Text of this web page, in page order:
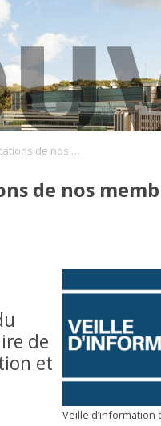
Dernières publications de nos membres du groupe GirCoPro
de nos
Veille d’information
de
et